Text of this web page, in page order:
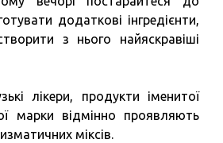
додаткові інгредієнти,
з нього найяскравіші
лікери, продукти іменитої
марки відмінно проявляють
міксів.